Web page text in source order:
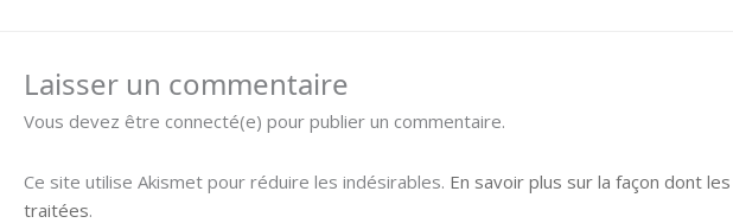
Laisser un commentaire
Vous devez être connecté(e) pour publier un commentaire.
Ce site utilise Akismet pour réduire les indésirables. En savoir plus sur la façon dont
traitées.